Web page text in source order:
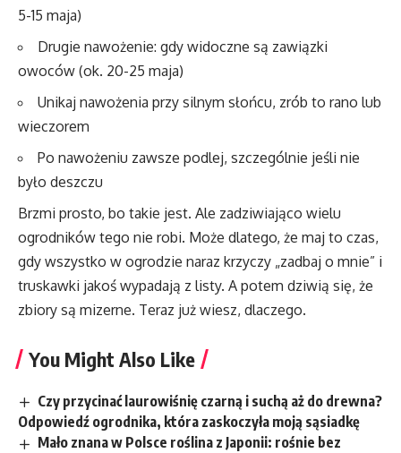
5-15 maja)
Drugie nawożenie: gdy widoczne są zawiązki
owoców (ok. 20-25 maja)
Unikaj nawożenia przy silnym słońcu, zrób to rano lub
wieczorem
Po nawożeniu zawsze podlej, szczególnie jeśli nie
było deszczu
Brzmi prosto, bo takie jest. Ale zadziwiająco wielu
ogrodników tego nie robi. Może dlatego, że maj to czas,
gdy wszystko w ogrodzie naraz krzyczy „zadbaj o mnie” i
truskawki jakoś wypadają z listy. A potem dziwią się, że
zbiory są mizerne. Teraz już wiesz, dlaczego.
You Might Also Like
Czy przycinać laurowiśnię czarną i suchą aż do drewna?
Odpowiedź ogrodnika, która zaskoczyła moją sąsiadkę
Mało znana w Polsce roślina z Japonii: rośnie bez